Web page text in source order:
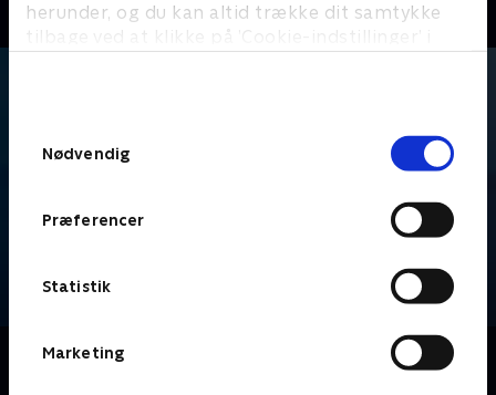
herunder, og du kan altid trække dit samtykke
tilbage ved at klikke på ’Cookie-indstillinger’ i
Nødvendig
Præferencer
Statistik
Marketing
Om Bachelor